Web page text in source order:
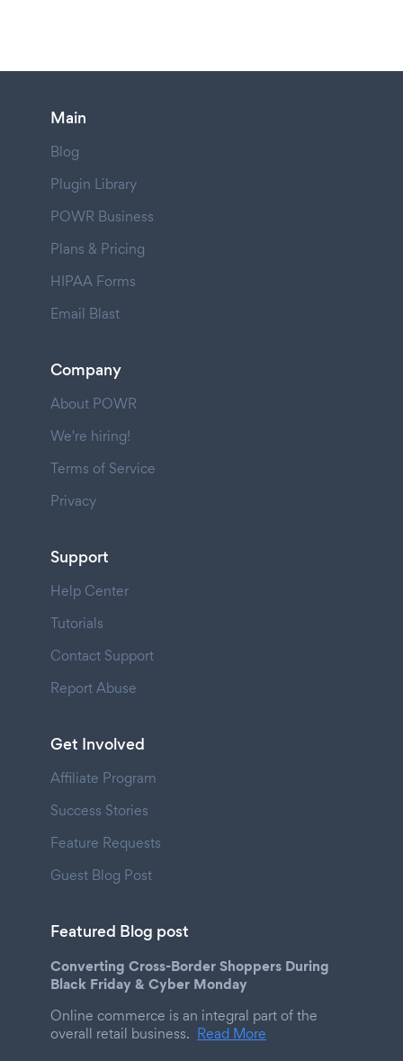
Main
Blog
Plugin Library
POWR Business
Plans & Pricing
HIPAA Forms
Email Blast
Company
About POWR
We're hiring!
Terms of Service
Privacy
Support
Help Center
Tutorials
Contact Support
Report Abuse
Get Involved
Affiliate Program
Success Stories
Feature Requests
Guest Blog Post
Featured Blog post
Converting Cross-Border Shoppers During
Black Friday & Cyber Monday
Online commerce is an integral part of the
overall retail business. Read More